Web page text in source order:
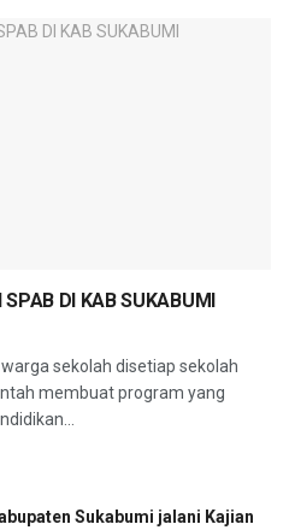
DI KAB SUKABUMI
sekolah disetiap sekolah
membuat program yang
Sukabumi jalani Kajian